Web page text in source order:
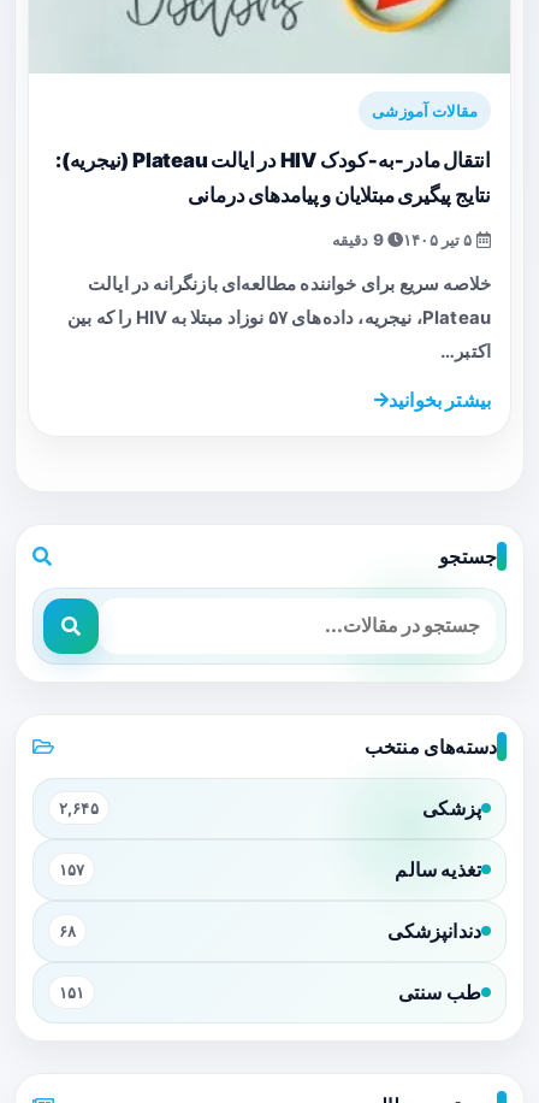
مقالات آموزشی
انتقال مادر‑به‑کودک HIV در ایالت Plateau (نیجریه):
نتایج پیگیری مبتلایان و پیامدهای درمانی
9 دقیقه
خلاصه سریع برای خواننده مطالعه‌ای بازنگرانه در ایالت
Plateau، نیجریه، داده‌های ۵۷ نوزاد مبتلا به HIV را که بین
اکتبر…
بیشتر بخوانید
جستجو
دسته‌های منتخب
پزشکی ۲,۶۴۵
تغذیه سالم ۱۵۷
دندانپزشکی ۶۸
طب سنتی ۱۵۱